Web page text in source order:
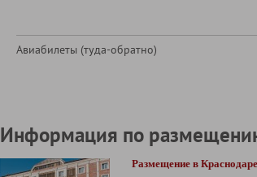
Авиабилеты (туда-обратно)
Информация по
Размещение в